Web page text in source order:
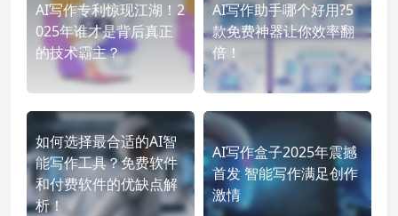
AI写作专利惊现江湖！2
025年谁才是背后真正
的技术霸主？
AI写作助手哪个好用?5
款免费神器让你效率翻
倍！
如何选择最合适的AI智
能写作工具？免费软件
和付费软件的优缺点解
析！
AI写作盒子2025年震撼
首发 智能写作满足创作
激情